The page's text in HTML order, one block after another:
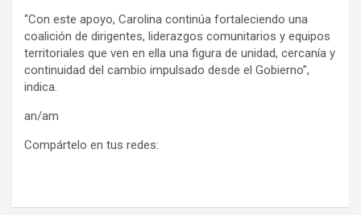
“Con este apoyo, Carolina continúa fortaleciendo una
coalición de dirigentes, liderazgos comunitarios y equipos
territoriales que ven en ella una figura de unidad, cercanía y
continuidad del cambio impulsado desde el Gobierno”,
indica.
an/am
Compártelo en tus redes: